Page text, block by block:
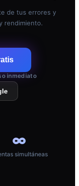
de tus errores y
rendimiento.
inmediato
∞
simultáneas